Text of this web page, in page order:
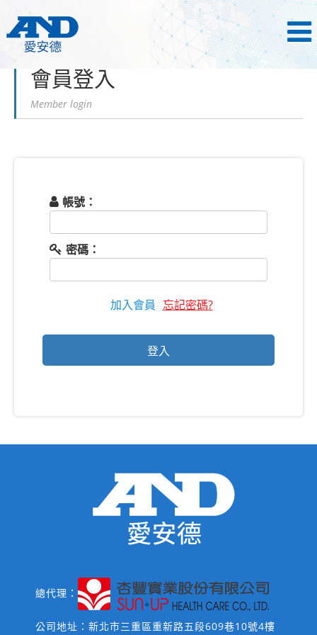
首頁 會員登入
會員登入
Member login
帳號：
密碼：
加入會員 忘記密碼?
總代理：
公司地址：新北市三重區重新路五段609巷10號4樓